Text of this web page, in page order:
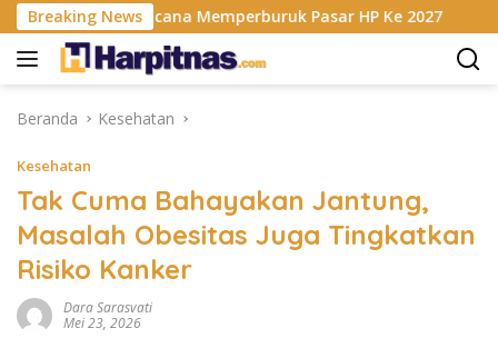
Langsung
ke
konten
Breaking News
RAM Berencana Memperburuk Pasar HP Ke 2027
Beranda Kesehatan
Kesehatan
Tak Cuma Bahayakan Jantung,
Masalah Obesitas Juga Tingkatkan
Risiko Kanker
Dara Sarasvati
Mei 23, 2026